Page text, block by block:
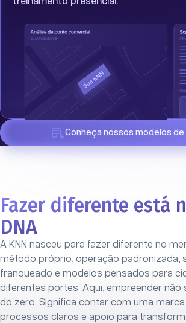
Conheça nossos modelos de
Fazer diferente está
DNA
A KNN nasceu para fazer diferente no
método próprio, operação padronizada,
franqueado e modelos pensados para
diferentes portes. Aqui, empreender não
do zero. Significa contar com uma
processos claros e apoio para